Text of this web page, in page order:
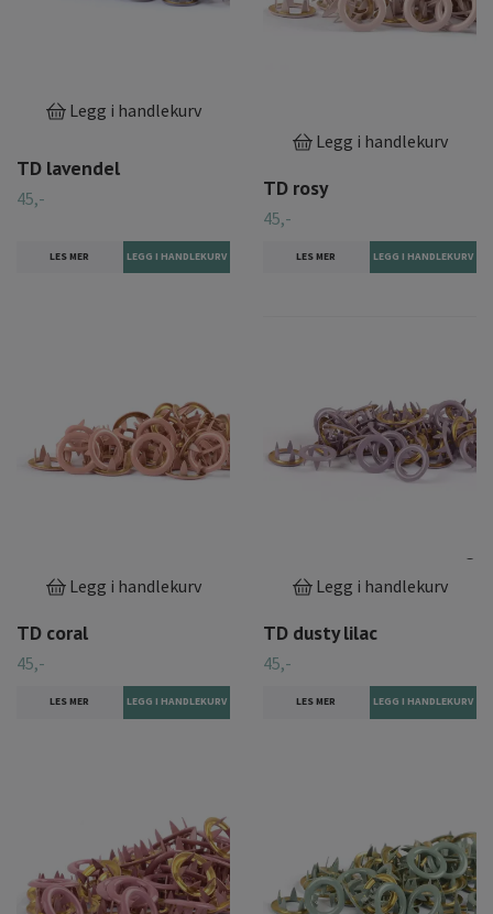
Legg i handlekurv
TD lavendel
45,-
LES MER
Legg i handlekurv
TD rosy
45,-
LES MER
Legg i handlekurv
TD coral
45,-
LES MER
Legg i handlekurv
TD dusty lilac
45,-
LES MER